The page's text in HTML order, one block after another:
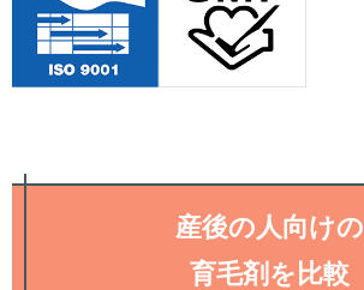
産後の人向けの
育毛剤を比較